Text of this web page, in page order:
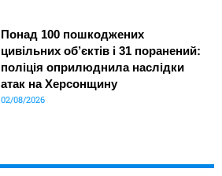
Понад 100 пошкоджених
цивільних об’єктів і 31 поранений:
поліція оприлюднила наслідки
атак на Херсонщину
02/08/2026